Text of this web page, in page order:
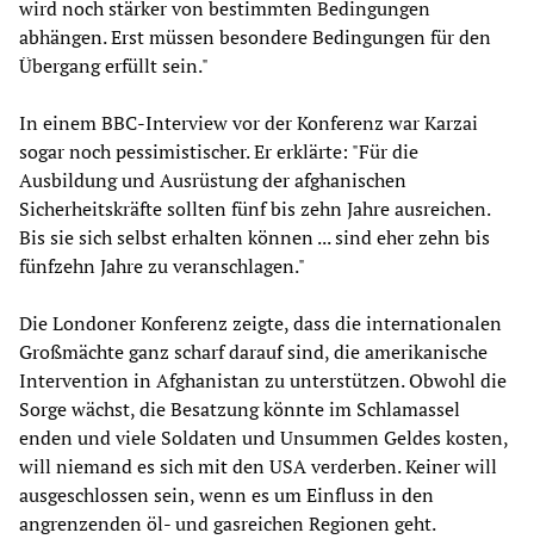
wird noch stärker von bestimmten Bedingungen
abhängen. Erst müssen besondere Bedingungen für den
Übergang erfüllt sein."
In einem BBC-Interview vor der Konferenz war Karzai
sogar noch pessimistischer. Er erklärte: "Für die
Ausbildung und Ausrüstung der afghanischen
Sicherheitskräfte sollten fünf bis zehn Jahre ausreichen.
Bis sie sich selbst erhalten können ... sind eher zehn bis
fünfzehn Jahre zu veranschlagen."
Die Londoner Konferenz zeigte, dass die internationalen
Großmächte ganz scharf darauf sind, die amerikanische
Intervention in Afghanistan zu unterstützen. Obwohl die
Sorge wächst, die Besatzung könnte im Schlamassel
enden und viele Soldaten und Unsummen Geldes kosten,
will niemand es sich mit den USA verderben. Keiner will
ausgeschlossen sein, wenn es um Einfluss in den
angrenzenden öl- und gasreichen Regionen geht.